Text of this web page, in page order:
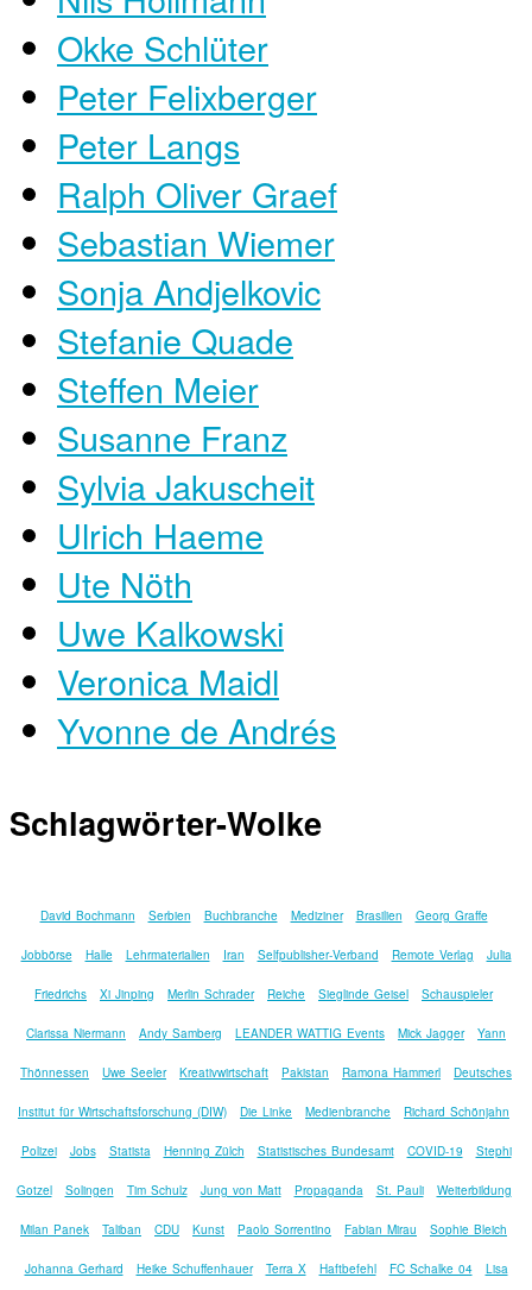
Okke Schlüter
Peter Felixberger
Peter Langs
Ralph Oliver Graef
Sebastian Wiemer
Sonja Andjelkovic
Stefanie Quade
Steffen Meier
Susanne Franz
Sylvia Jakuscheit
Ulrich Haeme
Ute Nöth
Uwe Kalkowski
Veronica Maidl
Yvonne de Andrés
Schlagwörter-Wolke
David Bochmann Serbien Buchbranche Mediziner Brasilien Georg Graffe
Jobbörse Halle Lehrmaterialien Iran Selfpublisher-Verband Remote Verlag Julia
Friedrichs Xi Jinping Merlin Schrader Reiche Sieglinde Geisel Schauspieler
Clarissa Niermann Andy Samberg LEANDER WATTIG Events Mick Jagger Yann
Thönnessen Uwe Seeler Kreativwirtschaft Pakistan Ramona Hammerl Deutsches
Institut für Wirtschaftsforschung (DIW) Die Linke Medienbranche Richard Schönjahn
Polizei Jobs Statista Henning Zülch Statistisches Bundesamt COVID-19 Stephi
Gotzel Solingen Tim Schulz Jung von Matt Propaganda St. Pauli Weiterbildung
Milan Panek Taliban CDU Kunst Paolo Sorrentino Fabian Mirau Sophie Bleich
Johanna Gerhard Heike Schuffenhauer Terra X Haftbefehl FC Schalke 04 Lisa